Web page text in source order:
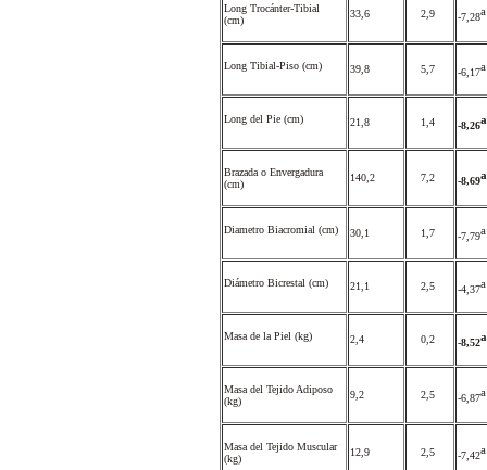
Long Trocánter-Tibial
(cm)
33,6 2,9 -7,28a
Long Tibial-Piso (cm) 39,8 5,7 -6,17a
Long del Pie (cm) 21,8 1,4 -8,26a
Brazada o Envergadura
(cm)
140,2 7,2 -8,69a
Diametro Biacromial (cm) 30,1 1,7 -7,79a
Diámetro Bicrestal (cm) 21,1 2,5 -4,37a
Masa de la Piel (kg) 2,4 0,2 -8,52a
Masa del Tejido Adiposo
(kg)
9,2 2,5 -6,87a
Masa del Tejido Muscular
(kg)
12,9 2,5 -7,42a